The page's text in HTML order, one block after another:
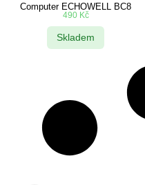
Computer ECHOWELL BC8
490 Kč
Skladem